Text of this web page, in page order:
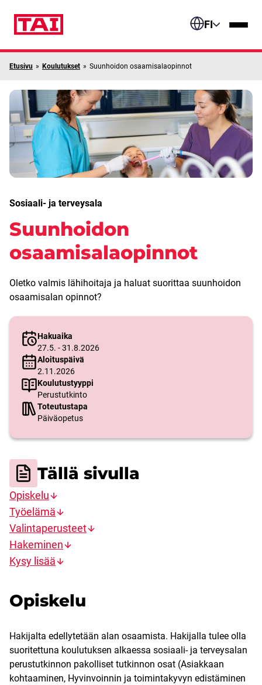
FI
Etusivu » Koulutukset » Suunhoidon osaamisalaopinnot
Sosiaali- ja terveysala
Suunhoidon
osaamisalaopinnot
Oletko valmis lähihoitaja ja haluat suorittaa suunhoidon
osaamisalan opinnot?
Hakuaika
27.5. - 31.8.2026
Aloituspäivä
2.11.2026
Koulutustyyppi
Perustutkinto
Toteutustapa
Päiväopetus
Tällä sivulla
Opiskelu
Työelämä
Valintaperusteet
Hakeminen
Kysy lisää
Opiskelu
Hakijalta edellytetään alan osaamista. Hakijalla tulee olla
suoritettuna koulutuksen alkaessa sosiaali- ja terveysalan
perustutkinnon pakolliset tutkinnon osat (Asiakkaan
kohtaaminen, Hyvinvoinnin ja toimintakyvyn edistäminen